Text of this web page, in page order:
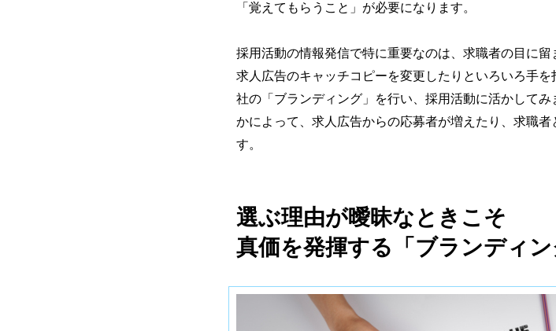
「覚えてもらうこと」が必要になります。
採用活動の情報発信で特に重要なのは、求職者の目に
求人広告のキャッチコピーを変更したりといろいろ手
社の「ブランディング」を行い、採用活動に活かして
かによって、求人広告からの応募者が増えたり、求職
す。
選ぶ理由が曖昧なときこそ
真価を発揮する「ブランディン